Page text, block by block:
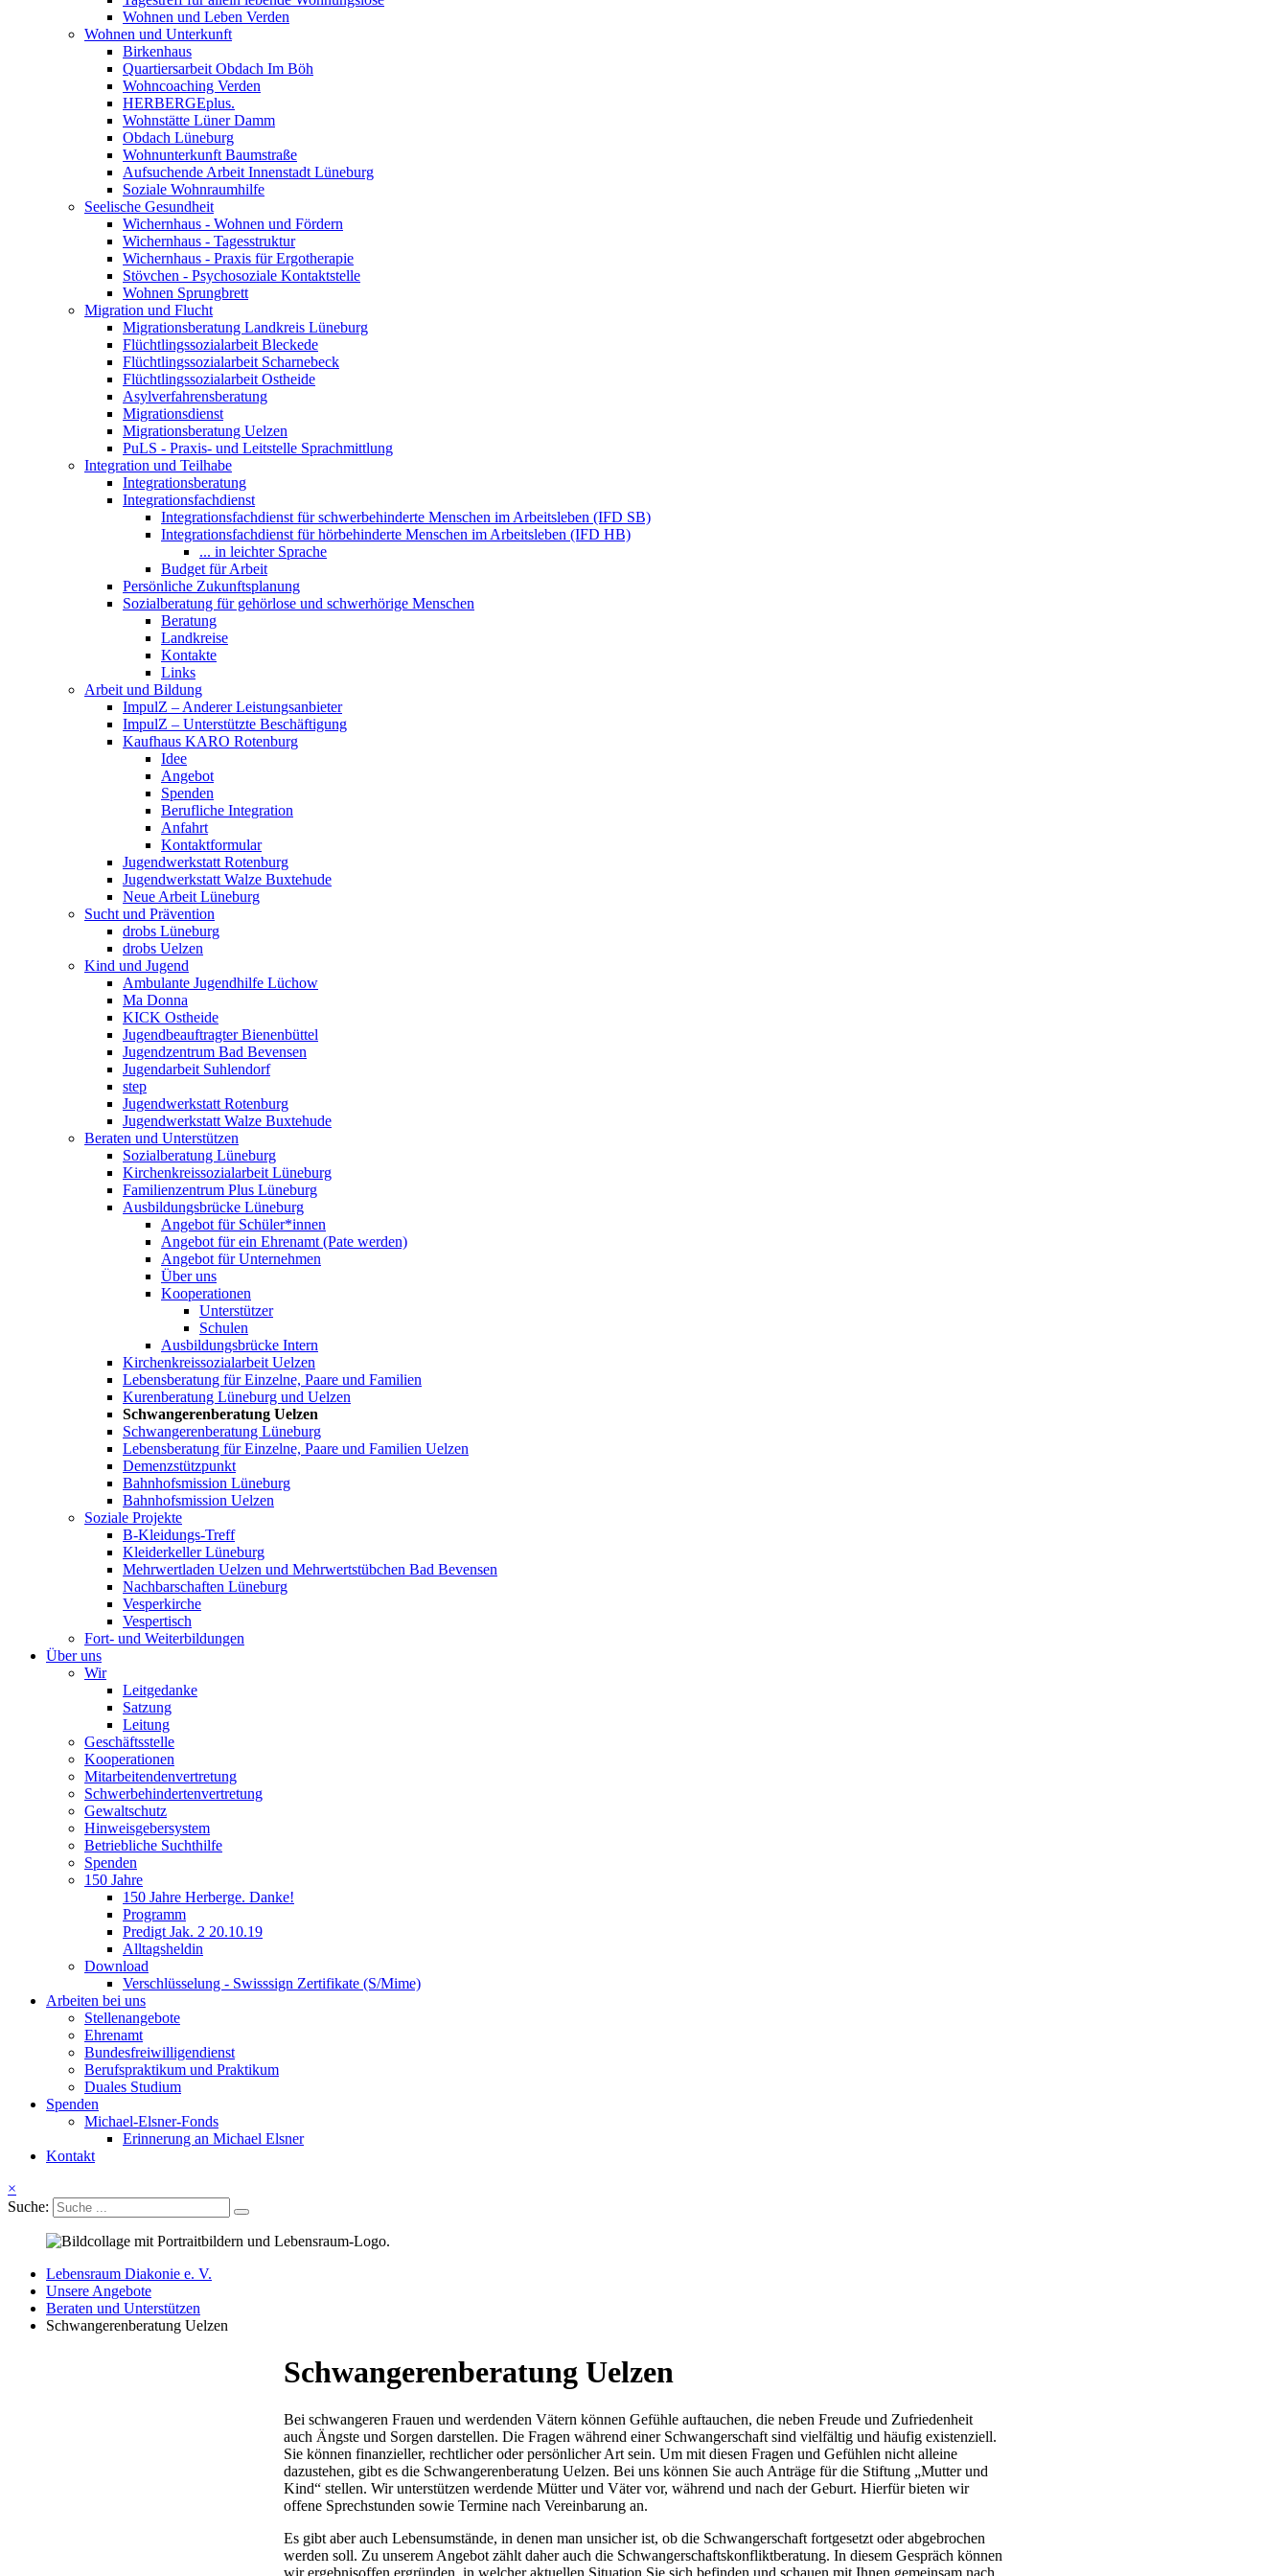
Wohnen und Leben Verden
Wohnen und Unterkunft
Birkenhaus
Quartiersarbeit Obdach Im Böh
Wohncoaching Verden
HERBERGEplus.
Wohnstätte Lüner Damm
Obdach Lüneburg
Wohnunterkunft Baumstraße
Aufsuchende Arbeit Innenstadt Lüneburg
Soziale Wohnraumhilfe
Seelische Gesundheit
Wichernhaus - Wohnen und Fördern
Wichernhaus - Tagesstruktur
Wichernhaus - Praxis für Ergotherapie
Stövchen - Psychosoziale Kontaktstelle
Wohnen Sprungbrett
Migration und Flucht
Migrationsberatung Landkreis Lüneburg
Flüchtlingssozialarbeit Bleckede
Flüchtlingssozialarbeit Scharnebeck
Flüchtlingssozialarbeit Ostheide
Asylverfahrensberatung
Migrationsdienst
Migrationsberatung Uelzen
PuLS - Praxis- und Leitstelle Sprachmittlung
Integration und Teilhabe
Integrationsberatung
Integrationsfachdienst
Integrationsfachdienst für schwerbehinderte Menschen im Arbeitsleben (IFD SB)
Integrationsfachdienst für hörbehinderte Menschen im Arbeitsleben (IFD HB)
... in leichter Sprache
Budget für Arbeit
Persönliche Zukunftsplanung
Sozialberatung für gehörlose und schwerhörige Menschen
Beratung
Landkreise
Kontakte
Links
Arbeit und Bildung
ImpulZ – Anderer Leistungsanbieter
ImpulZ – Unterstützte Beschäftigung
Kaufhaus KARO Rotenburg
Idee
Angebot
Spenden
Berufliche Integration
Anfahrt
Kontaktformular
Jugendwerkstatt Rotenburg
Jugendwerkstatt Walze Buxtehude
Neue Arbeit Lüneburg
Sucht und Prävention
drobs Lüneburg
drobs Uelzen
Kind und Jugend
Ambulante Jugendhilfe Lüchow
Ma Donna
KICK Ostheide
Jugendbeauftragter Bienenbüttel
Jugendzentrum Bad Bevensen
Jugendarbeit Suhlendorf
step
Jugendwerkstatt Rotenburg
Jugendwerkstatt Walze Buxtehude
Beraten und Unterstützen
Sozialberatung Lüneburg
Kirchenkreissozialarbeit Lüneburg
Familienzentrum Plus Lüneburg
Ausbildungsbrücke Lüneburg
Angebot für Schüler*innen
Angebot für ein Ehrenamt (Pate werden)
Angebot für Unternehmen
Über uns
Kooperationen
Unterstützer
Schulen
Ausbildungsbrücke Intern
Kirchenkreissozialarbeit Uelzen
Lebensberatung für Einzelne, Paare und Familien
Kurenberatung Lüneburg und Uelzen
Schwangerenberatung Uelzen
Schwangerenberatung Lüneburg
Lebensberatung für Einzelne, Paare und Familien Uelzen
Demenzstützpunkt
Bahnhofsmission Lüneburg
Bahnhofsmission Uelzen
Soziale Projekte
B-Kleidungs-Treff
Kleiderkeller Lüneburg
Mehrwertladen Uelzen und Mehrwertstübchen Bad Bevensen
Nachbarschaften Lüneburg
Vesperkirche
Vespertisch
Fort- und Weiterbildungen
Über uns
Wir
Leitgedanke
Satzung
Leitung
Geschäftsstelle
Kooperationen
Mitarbeitendenvertretung
Schwerbehindertenvertretung
Gewaltschutz
Hinweisgebersystem
Betriebliche Suchthilfe
Spenden
150 Jahre
150 Jahre Herberge. Danke!
Programm
Predigt Jak. 2 20.10.19
Alltagsheldin
Download
Verschlüsselung - Swisssign Zertifikate (S/Mime)
Arbeiten bei uns
Stellenangebote
Ehrenamt
Bundesfreiwilligendienst
Berufspraktikum und Praktikum
Duales Studium
Spenden
Michael-Elsner-Fonds
Erinnerung an Michael Elsner
Kontakt
×
Suche:
Lebensraum Diakonie e. V.
Unsere Angebote
Beraten und Unterstützen
Schwangerenberatung Uelzen
Schwangerenberatung Uelzen
Bei schwangeren Frauen und werdenden Vätern können Gefühle auftauchen, die neben Freude und Zufriedenheit
auch Ängste und Sorgen darstellen. Die Fragen während einer Schwangerschaft sind vielfältig und häufig existenziell.
Sie können finanzieller, rechtlicher oder persönlicher Art sein. Um mit diesen Fragen und Gefühlen nicht alleine
dazustehen, gibt es die Schwangerenberatung Uelzen. Bei uns können Sie auch Anträge für die Stiftung „Mutter und
Kind“ stellen. Wir unterstützen werdende Mütter und Väter vor, während und nach der Geburt. Hierfür bieten wir
offene Sprechstunden sowie Termine nach Vereinbarung an.
Es gibt aber auch Lebensumstände, in denen man unsicher ist, ob die Schwangerschaft fortgesetzt oder abgebrochen
werden soll. Zu unserem Angebot zählt daher auch die Schwangerschaftskonfliktberatung. In diesem Gespräch können
wir ergebnisoffen ergründen, in welcher aktuellen Situation Sie sich befinden und schauen mit Ihnen gemeinsam nach